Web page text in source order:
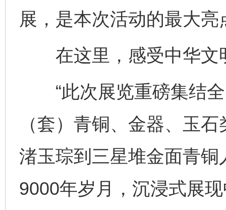
展，是本次活动的最大亮
在这里，感受中华文
“此次展览重磅集结全
（套）青铜、金器、玉
渚玉琮到三星堆金面青
9000年岁月，沉浸式展